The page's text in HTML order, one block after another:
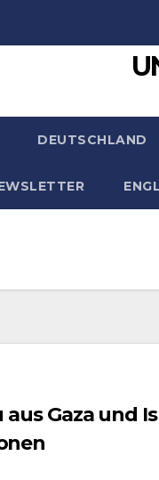
DEUTSCHLAND
Gaza und